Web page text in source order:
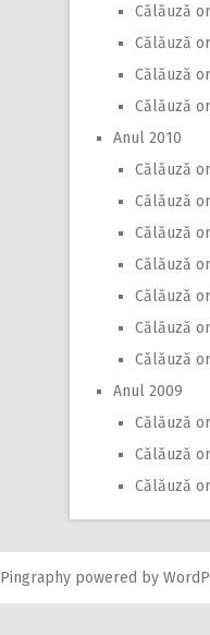
Călăuză
Călăuză
Călăuză
Călăuză
Anul 2010
Călăuză
Călăuză
Călăuză
Călăuză
Călăuză
Călăuză
Călăuză
Anul 2009
Călăuză
Călăuză
Călăuză
Pingraphy powered by